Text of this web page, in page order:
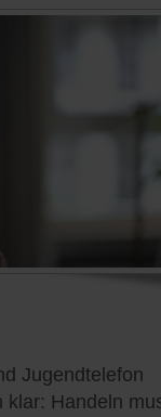
Jugendtelefon
klar: Handeln